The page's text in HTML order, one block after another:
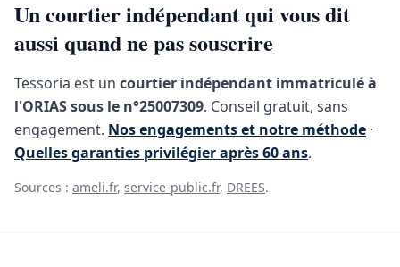
Un courtier indépendant qui vous dit
aussi quand ne pas souscrire
Tessoria est un courtier indépendant immatriculé à
l'ORIAS sous le n°25007309. Conseil gratuit, sans
engagement. Nos engagements et notre méthode ·
Quelles garanties privilégier après 60 ans.
Sources : ameli.fr, service-public.fr, DREES.